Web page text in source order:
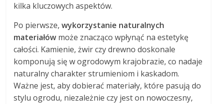
kilka kluczowych aspektów.
Po pierwsze,wykorzystanie naturalnych
materiałów może znacząco wpłynąć na estetykę
całości. Kamienie, żwir czy drewno doskonale
komponują się w ogrodowym krajobrazie, co nadaje
naturalny charakter strumieniom i kaskadom.
Ważne jest, aby dobierać materiały, które pasują do
stylu ogrodu, niezależnie czy jest on nowoczesny,